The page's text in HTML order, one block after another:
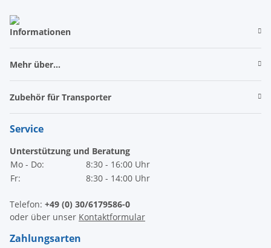
Informationen
Mehr über...
Zubehör für Transporter
Service
Unterstützung und Beratung
Mo - Do:
8:30 - 16:00 Uhr
Fr:
8:30 - 14:00 Uhr
Telefon: +49 (0) 30/6179586-0
oder über unser Kontaktformular
Zahlungsarten